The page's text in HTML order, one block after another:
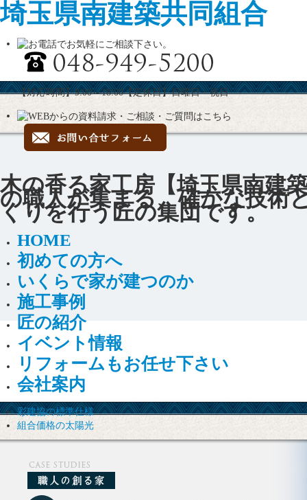
埼玉県南建築共同組合
【対応時間】9:00～18:00【定休日】日曜日・祝日
木の香る家工房【埼玉県南建
の職人が集まる、確かな技術
くりを行う匠の集団です。
HOME
初めての方へ
いくらで家が建つのか
施工事例
匠の紹介
イベント情報
リフォームもお任せ下さい
会社案内
彩建協の標準仕様
組合価格の太陽光